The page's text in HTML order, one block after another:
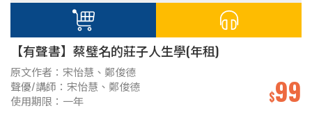
【有聲書】蔡璧名的莊子人生學(年租)
原文作者：宋怡慧、鄭俊德
聲優/講師：宋怡慧、鄭俊德
使用期限：一年
$99